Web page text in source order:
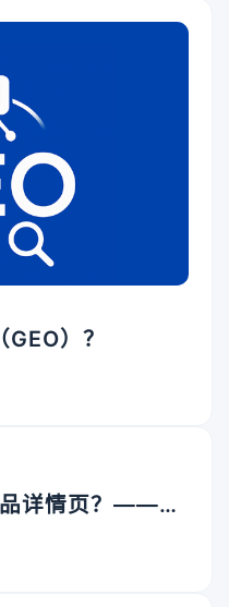
）？
详情页？——打